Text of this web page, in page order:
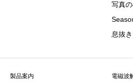
写真
息抜
製品案内 電磁波